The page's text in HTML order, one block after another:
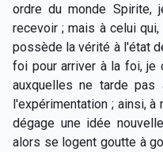
ordre du monde Spirite,
recevoir ; mais à celui
possède la vérité à l'état
foi pour arriver à la foi, je
auxquelles ne tarde pas
l'expérimentation ; ainsi,
dégage une idée
alors se logent goutte à